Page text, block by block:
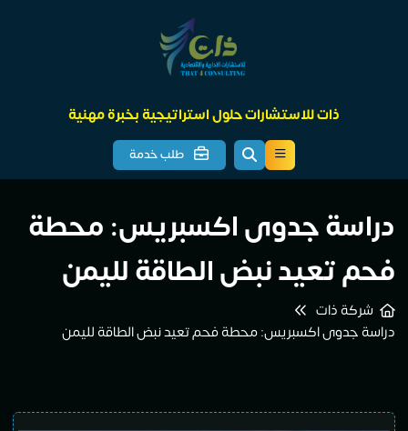
ذات للاستشارات حلول استراتيجية بخبرة مهنية
طلب خدمة
دراسة جدوى اكسبريس: محطة
فحم تعيد نبض الطاقة لليمن
شركة ذات
دراسة جدوى اكسبريس: محطة فحم تعيد نبض الطاقة لليمن